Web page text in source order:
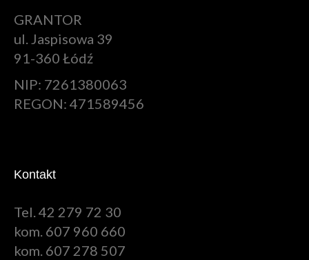
GRANTOR
ul. Jaspisowa 39
91-360 Łódź
NIP: 7261380063
REGON: 471589456
Kontakt
Tel. 42 279 72 30
kom. 607 960 660
kom. 607 278 507